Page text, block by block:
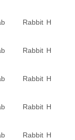
Rabbit H
Rabbit H
Rabbit H
Rabbit H
Rabbit H